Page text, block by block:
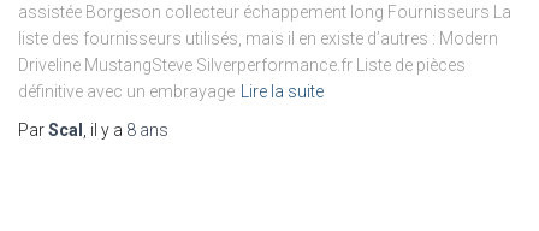
assistée Borgeson collecteur échappement long Fournisseurs La
liste des fournisseurs utilisés, mais il en existe d’autres : Modern
Driveline MustangSteve Silverperformance.fr Liste de pièces
définitive avec un embrayage
Lire la suite
ParScal , il y a 8 ans